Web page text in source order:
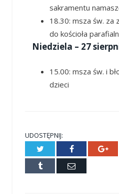
sakramentu
18.30: msza św. za
do kościoła
Niedziela – 27
15.00: msza św. i
dzieci
UDOSTĘPNIJ:
Twitter Facebook
Tumblr
E-